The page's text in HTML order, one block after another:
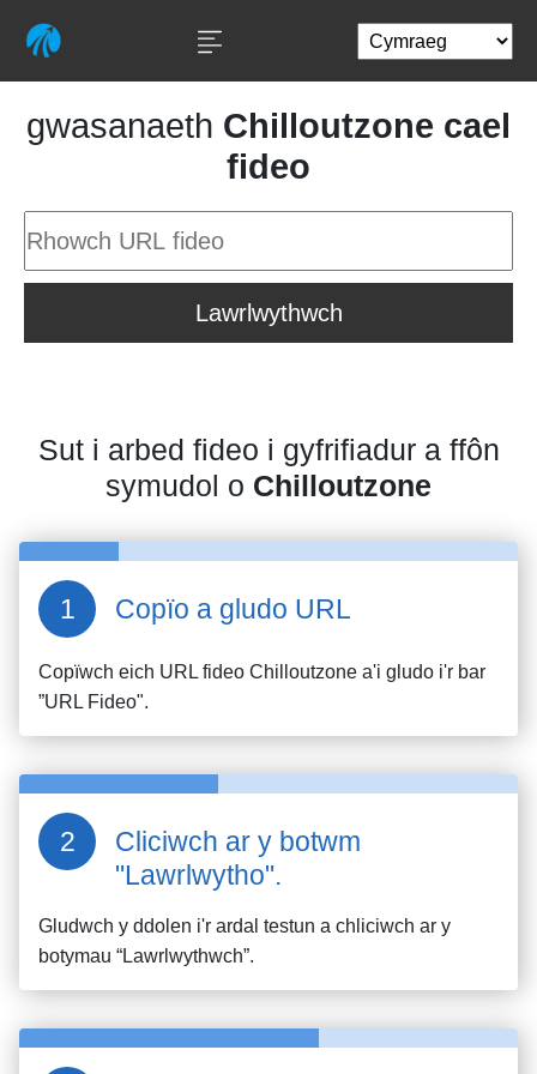
gwasanaeth Chilloutzone cael
fideo
Lawrlwythwch
Sut i arbed fideo i gyfrifiadur a ffôn
symudol o Chilloutzone
Copïo a gludo URL
Copïwch eich URL fideo Chilloutzone a'i gludo i'r bar
”URL Fideo".
Cliciwch ar y botwm
"Lawrlwytho".
Gludwch y ddolen i'r ardal testun a chliciwch ar y
botymau “Lawrlwythwch”.